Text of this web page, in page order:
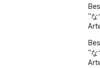
"な
"な